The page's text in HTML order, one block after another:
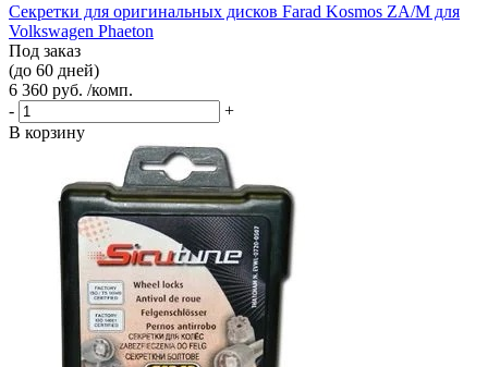
Секретки для оригинальных дисков Farad Kosmos ZA/M для
Volkswagen Phaeton
Под заказ
(до 60 дней)
6 360 руб. /комп.
-
+
В корзину